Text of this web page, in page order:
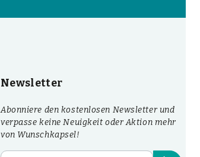
Newsletter
Abonniere den kostenlosen Newsletter und
verpasse keine Neuigkeit oder Aktion mehr
von Wunschkapsel!